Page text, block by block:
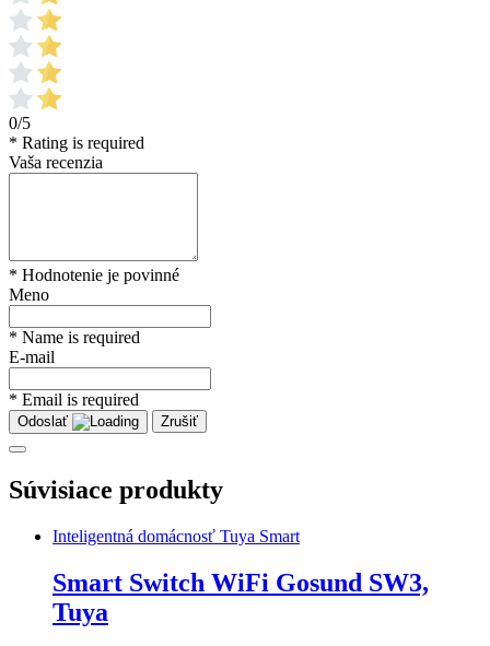
0/5
* Rating is required
Vaša recenzia
* Hodnotenie je povinné
Meno
* Name is required
E-mail
* Email is required
Odoslať Zrušiť
Súvisiace produkty
Inteligentná domácnosť Tuya Smart
Smart Switch WiFi Gosund SW3,
Tuya